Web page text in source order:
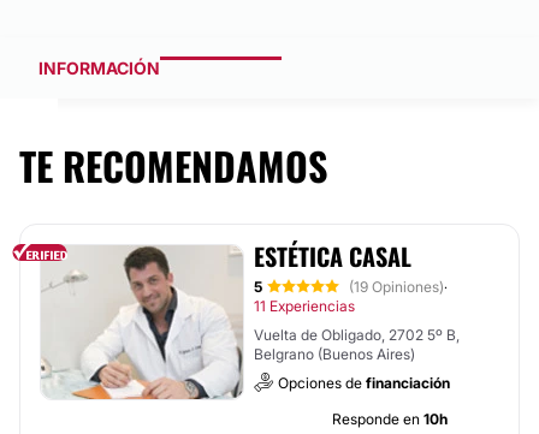
INFORMACIÓN
TE RECOMENDAMOS
ESTÉTICA CASAL
5 (19 Opiniones)·
11 Experiencias
Vuelta de Obligado, 2702 5º B,
Belgrano (Buenos Aires)
Opciones de financiación
Responde en 10h